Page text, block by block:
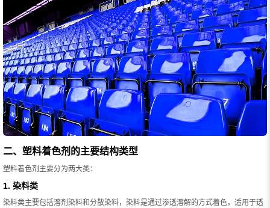
二、塑料着色剂的主要结构类型
塑料着色剂主要分为两大类：
1. 染料类
染料类主要包括溶剂染料和分散染料，染料是通过渗透溶解的方式着色，适用于透